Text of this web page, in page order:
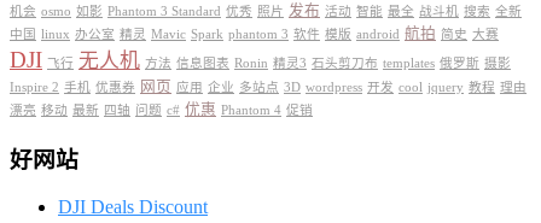
机会 osmo 如影 Phantom 3 Standard 优秀 照片 发布 活动 智能 最全 战斗机 搜索 全新
中国
linux 办公室 精灵 Mavic Spark phantom 3 软件 模版 android 航拍 简史 大赛
DJI 飞行 无人机 方法 信息图表 Ronin 精灵3 石头剪刀布 templates 俄罗斯 摄影
Inspire 2 手机 优惠券 网页 应用 企业 多站点 3D wordpress 开发 cool jquery 教程 理由
漂亮 移动 最新 四轴 问题 c# 优惠 Phantom 4 促销
好网站
DJI Deals Discount